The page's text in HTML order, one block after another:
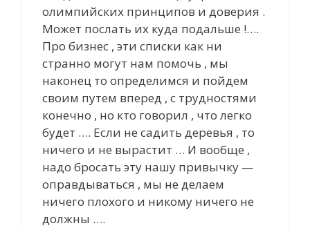
олимпийских принципов и доверия .
Может послать их куда подальше !….
Про бизнес , эти списки как ни
странно могут нам помочь , мы
наконец то определимся и пойдем
своим путем вперед , с трудностями
конечно , но кто говорил , что легко
будет …. Если не садить деревья , то
ничего и не вырастит … И вообще ,
надо бросать эту нашу привычку —
оправдываться , мы не делаем
ничего плохого и никому ничего не
должны ….